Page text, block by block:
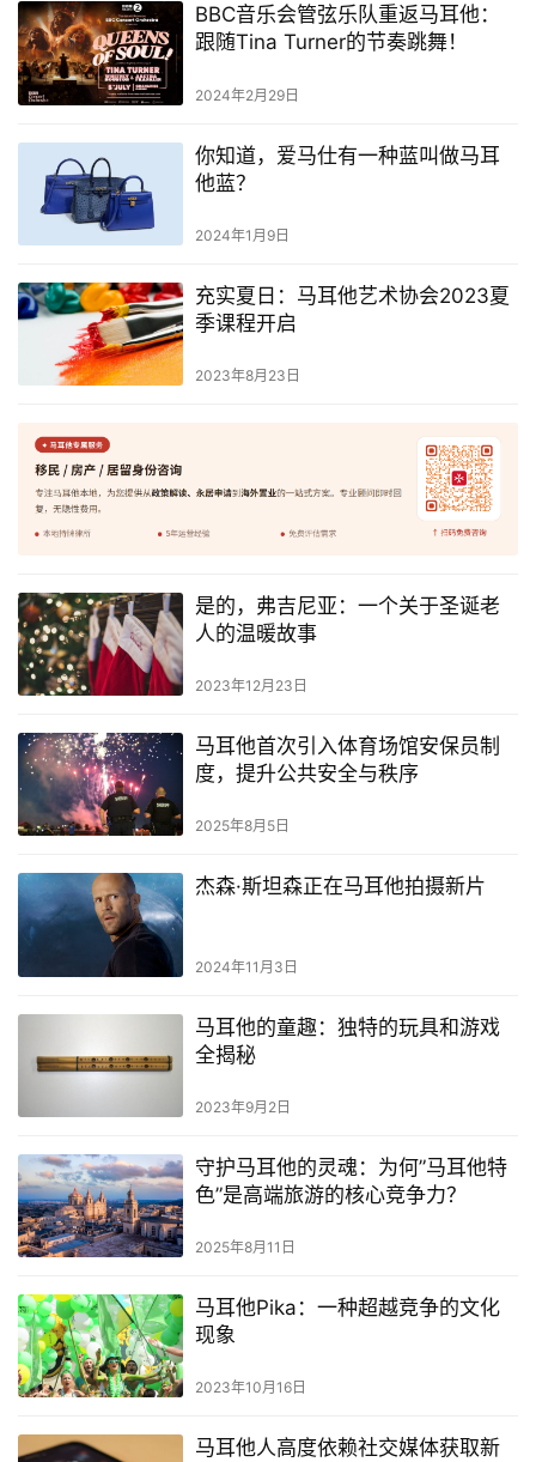
导
航
BBC音乐会管弦乐队重返马耳他：
跟随Tina Turner的节奏跳舞！
2024年2月29日
你知道，爱马仕有一种蓝叫做马耳
他蓝？
2024年1月9日
充实夏日：马耳他艺术协会2023夏
季课程开启
2023年8月23日
是的，弗吉尼亚：一个关于圣诞老
人的温暖故事
2023年12月23日
马耳他首次引入体育场馆安保员制
度，提升公共安全与秩序
2025年8月5日
杰森·斯坦森正在马耳他拍摄新片
2024年11月3日
马耳他的童趣：独特的玩具和游戏
全揭秘
2023年9月2日
守护马耳他的灵魂：为何”马耳他特
色”是高端旅游的核心竞争力？
2025年8月11日
马耳他Pika：一种超越竞争的文化
现象
2023年10月16日
马耳他人高度依赖社交媒体获取新